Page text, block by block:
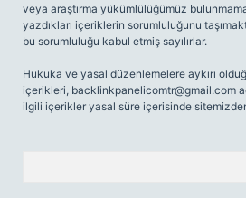
veya araştırma yükümlülüğümüz
yazdıkları içeriklerin sorumluluğunu
bu sorumluluğu kabul etmiş sayılırlar.
Hukuka ve yasal düzenlemelere aykırı
içerikleri, backlinkpanelicomtr@gmail.com
ilgili içerikler yasal süre içerisinde sitemizden